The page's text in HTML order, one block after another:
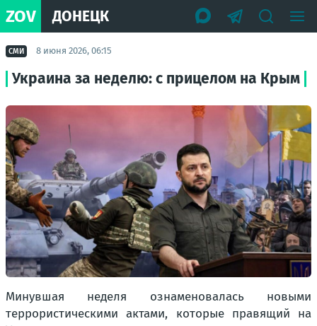
ZOV ДОНЕЦК
СМИ 8 июня 2026, 06:15
Украина за неделю: с прицелом на Крым
Минувшая неделя ознаменовалась новыми
террористическими актами, которые правящий на